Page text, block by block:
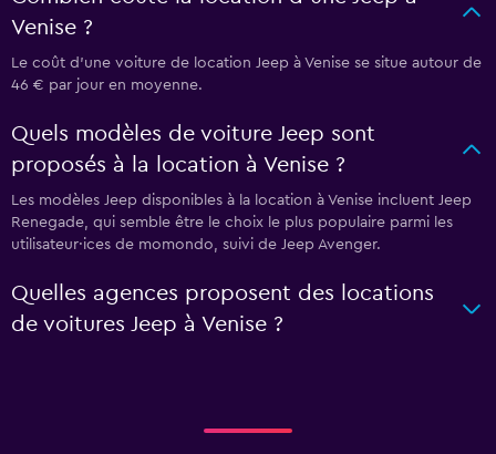
Venise ?
Le coût d'une voiture de location Jeep à Venise se situe autour de
46 € par jour en moyenne.
Quels modèles de voiture Jeep sont
proposés à la location à Venise ?
Les modèles Jeep disponibles à la location à Venise incluent Jeep
Renegade, qui semble être le choix le plus populaire parmi les
utilisateur·ices de momondo, suivi de Jeep Avenger.
Quelles agences proposent des locations
de voitures Jeep à Venise ?